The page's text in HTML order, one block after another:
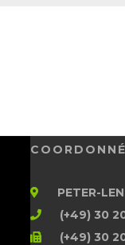
PETER-
(+49) 30
(+49) 30